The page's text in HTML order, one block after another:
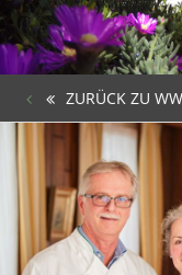
ZURÜCK ZU